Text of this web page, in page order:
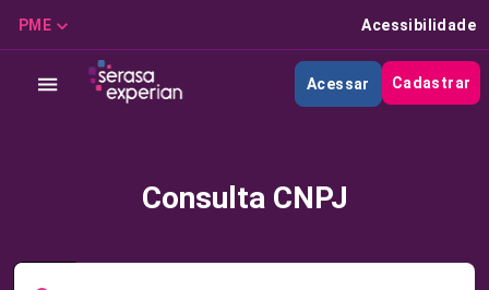
PME Acessibilidade
Acessar Cadastrar
Consulta CNPJ